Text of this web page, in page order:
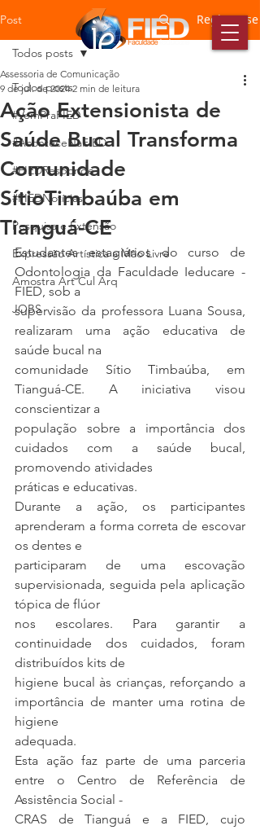
Post Registre-se
Todos posts
#VemPraFIED
#AconteceNaFIED
#FIEDResponde
#FIEDNotícias
Pesquisa e Extensão
Expressão Artística a Mão Livre
Amostra Art Cul Arq
JOBS
Todos posts
Ação Extensionista de
Saúde Bucal Transforma
Comunidade
SítioTimbaúba em
Tianguá-CE
Assessoria de Comunicação
9 de jul. de 2024 2 min de leitura
Estudantes estagiários do curso de
Odontologia da Faculdade Ieducare -
FIED, sob a
supervisão da professora Luana Sousa,
realizaram uma ação educativa de
saúde bucal na
comunidade Sítio Timbaúba, em
Tianguá-CE. A iniciativa visou
conscientizar a
população sobre a importância dos
cuidados com a saúde bucal,
promovendo atividades
práticas e educativas.
Durante a ação, os participantes
aprenderam a forma correta de escovar
os dentes e
participaram de uma escovação
supervisionada, seguida pela aplicação
tópica de flúor
nos escolares. Para garantir a
continuidade dos cuidados, foram
distribuídos kits de
higiene bucal às crianças, reforçando a
importância de manter uma rotina de
higiene
adequada.
Esta ação faz parte de uma parceria
entre o Centro de Referência de
Assistência Social -
CRAS de Tianguá e a FIED, cujo